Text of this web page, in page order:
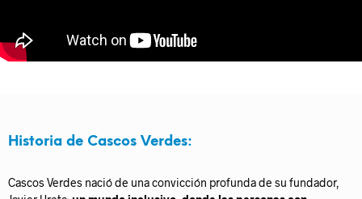
Historia de Cascos Verdes:
Cascos Verdes nació de una convicción profunda de su fundador,